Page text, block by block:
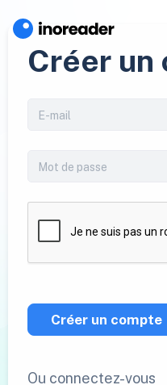
Créer un
Créer un compte
Ou connectez-vous